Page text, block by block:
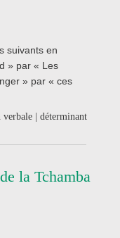
suivants en
» par « Les
» par « ces
| déterminant
la Tchamba